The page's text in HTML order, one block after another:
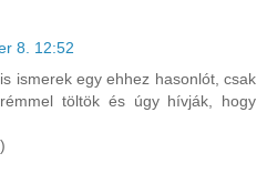
8. 12:52
ismerek egy ehhez hasonlót, csak
töltök és úgy hívják, hogy